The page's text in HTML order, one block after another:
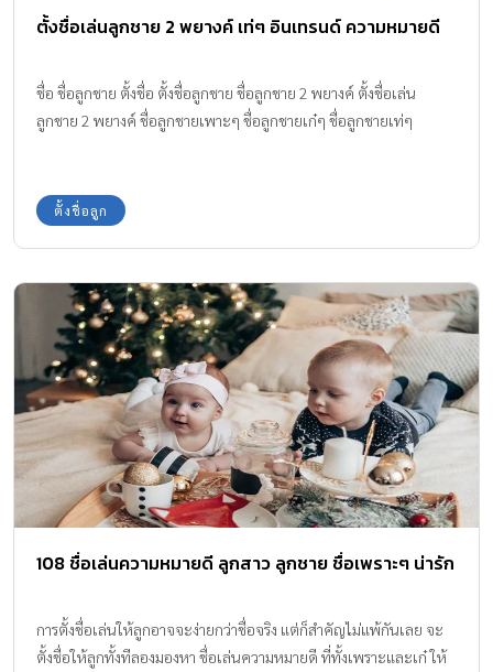
ตั้งชื่อเล่นลูกชาย 2 พยางค์ เท่ๆ อินเทรนด์ ความหมายดี
ชื่อ ชื่อลูกชาย ตั้งชื่อ ตั้งชื่อลูกชาย ชื่อลูกชาย 2 พยางค์ ตั้งชื่อเล่น
ลูกชาย 2 พยางค์ ชื่อลูกชายเพาะๆ ชื่อลูกชายเก๋ๆ ชื่อลูกชายเท่ๆ
ตั้งชื่อลูก
108 ชื่อเล่นความหมายดี ลูกสาว ลูกชาย ชื่อเพราะๆ น่ารัก
การตั้งชื่อเล่นให้ลูกอาจจะง่ายกว่าชื่อจริง แต่ก็สำคัญไม่แพ้กันเลย จะ
ตั้งชื่อให้ลูกทั้งทีลองมองหา ชื่อเล่นความหมายดี ที่ทั้งเพราะและเก๋ ให้